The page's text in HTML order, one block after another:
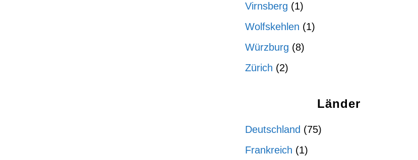
Virnsberg (1)
Wolfskehlen (1)
Würzburg (8)
Zürich (2)
Länder
Deutschland (75)
Frankreich (1)